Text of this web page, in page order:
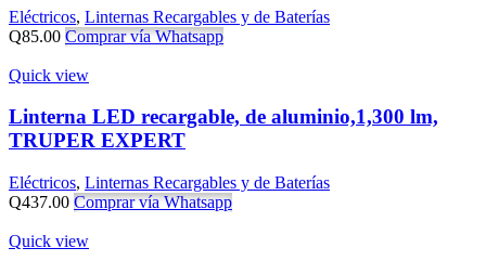
Eléctricos, Linternas Recargables y de Baterías
Q85.00 Comprar vía Whatsapp
Quick view
Linterna LED recargable, de aluminio,1,300 lm,
TRUPER EXPERT
Eléctricos, Linternas Recargables y de Baterías
Q437.00 Comprar vía Whatsapp
Quick view